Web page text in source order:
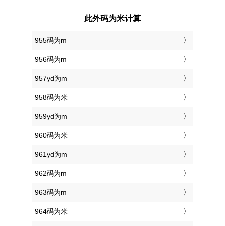
此外码为米计算
955码为m
956码为m
957yd为m
958码为米
959yd为m
960码为米
961yd为m
962码为m
963码为m
964码为米